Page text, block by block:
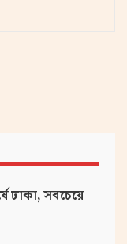
ঢাকা, সবচেয়ে